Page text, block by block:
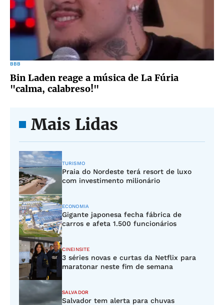
BBB
Bin Laden reage a música de La Fúria
"calma, calabreso!"
Mais Lidas
TURISMO
Praia do Nordeste terá resort de luxo
com investimento milionário
ECONOMIA
Gigante japonesa fecha fábrica de
carros e afeta 1.500 funcionários
CINEINSITE
3 séries novas e curtas da Netflix para
maratonar neste fim de semana
SALVADOR
Salvador tem alerta para chuvas